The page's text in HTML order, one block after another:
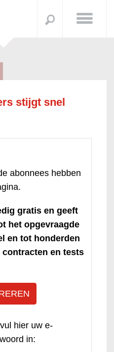
stijgt snel
abonnees hebben
gratis en geeft
het opgevraagde
en tot honderden
en tests
hier uw e-
in: